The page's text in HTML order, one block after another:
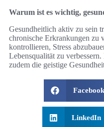
Warum ist es wichtig,
Gesundheitlich aktiv zu sein
chronische Erkrankungen zu
kontrollieren, Stress
Lebensqualität zu
zudem die geistige
Facebook
LinkedIn